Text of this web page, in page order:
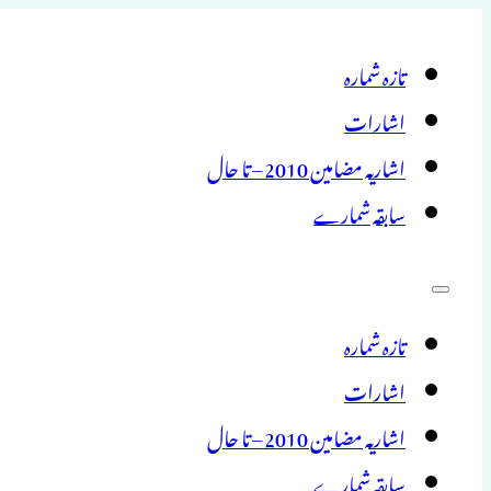
تازہ شمارہ
اشارات
اشاریہ مضامین 2010 – تا حال
سابقہ شمارے
تازہ شمارہ
اشارات
اشاریہ مضامین 2010 – تا حال
سابقہ شمارے